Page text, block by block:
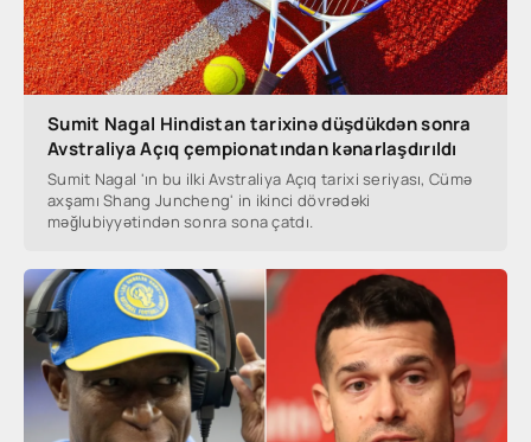
Sumit Nagal Hindistan tarixinə düşdükdən sonra
Avstraliya Açıq çempionatından kənarlaşdırıldı
Sumit Nagal 'ın bu ilki Avstraliya Açıq tarixi seriyası, Cümə
axşamı Shang Juncheng' in ikinci dövrədəki
məğlubiyyətindən sonra sona çatdı.